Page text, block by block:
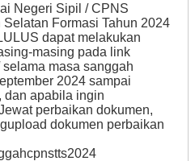
Negeri Sipil / CPNS
Formasi Tahun 2024
dapat melakukan
masing pada link
masa sanggah
2024 sampai
dan apabila ingin
perbaikan dokumen,
dokumen perbaikan